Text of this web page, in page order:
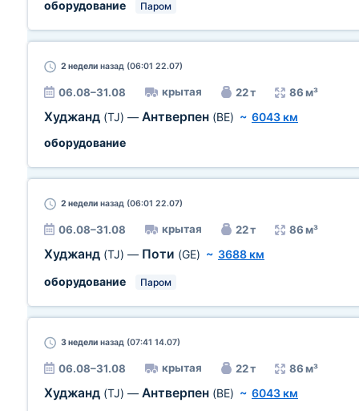
оборудование
Паром
2 недели назад (06:01 22.07)
06.08–31.08 крытая 22 т 86 м³
Худжанд (TJ) — Антверпен (BE) ~ 6043 км
оборудование
2 недели назад (06:01 22.07)
06.08–31.08 крытая 22 т 86 м³
Худжанд (TJ) — Поти (GE) ~ 3688 км
оборудование
Паром
3 недели назад (07:41 14.07)
06.08–31.08 крытая 22 т 86 м³
Худжанд (TJ) — Антверпен (BE) ~ 6043 км